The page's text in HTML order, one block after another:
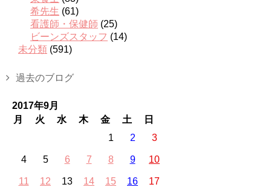
希先生 (61)
看護師・保健師 (25)
ビーンズスタッフ (14)
未分類 (591)
過去のブログ
2017年9月
月
火 水 木 金 土
日
1
2 3
4 5 6 7 8 9 10
11 12 13 14 15 16 17